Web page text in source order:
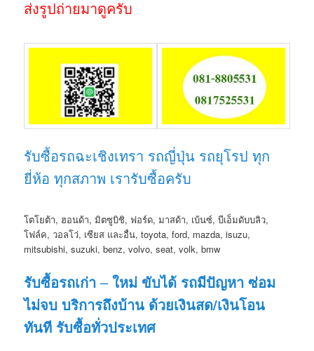
ส่งรูปถ่ายมาดูครับ
รับซื้อรถฉะเชิงเทรา รถญี่ปุ่น รถยุโรป ทุก
ยี่ห้อ ทุกสภาพ เรารับซื้อครับ
โตโยต้า, ฮอนด้า, มิตซูบิชิ, ฟอร์ด, มาสด้า, เบ้นซ์, บีเอ็มดับบลิว,
โฟล์ค, วอลโว่, เซียส และอื่น, toyota, ford, mazda, isuzu,
mitsubishi, suzuki, benz, volvo, seat, volk, bmw
รับซื้อรถเก่า –ใหม่ ขับได้ รถมีปัญหา ซ่อม
ไม่จบ บริการถึงบ้าน ด้วยเงินสด/เงินโอน
ทันที รับซื้อทั่วประเทศ